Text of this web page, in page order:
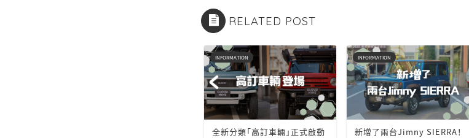
RELATED POST
INFORMATION
全新分類「高訂車輛」正式啟動
INFORMATION
新增了兩台Jimny SIERRA！